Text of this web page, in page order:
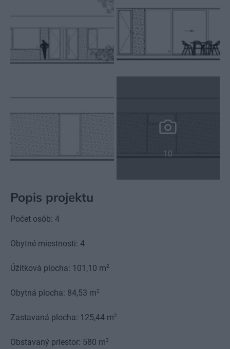
10
Popis projektu
Počet osôb: 4
Obytné miestnosti: 4
Úžitková plocha: 101,10 m2
Obytná plocha: 84,53 m2
Zastavaná plocha: 125,44 m2
Obstavaný priestor: 580 m3